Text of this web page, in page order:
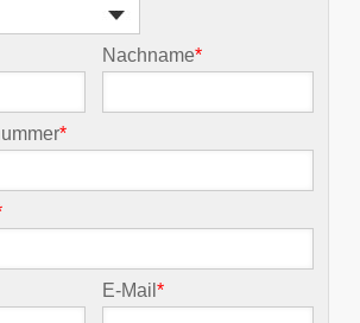
Nachname*
*
E-Mail*